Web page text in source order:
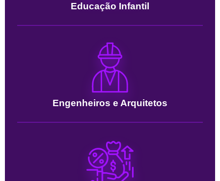
Educação Infantil
Engenheiros e Arquitetos